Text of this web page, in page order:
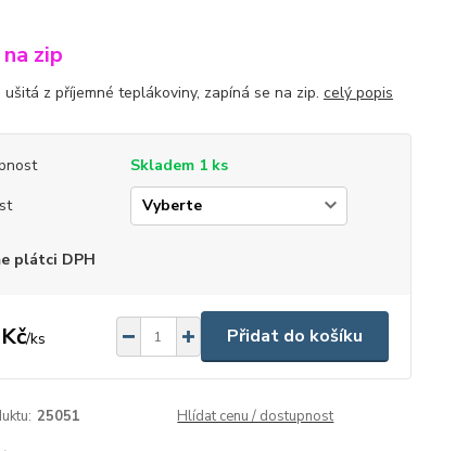
zip
ušitá z příjemné teplákoviny, zapíná se na zip. celý popis
Skladem 1 ks
plátci DPH
/ks Přidat do košíku
25051 Hlídat cenu / dostupnost